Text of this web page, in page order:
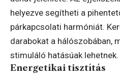
helyezve segítheti a
párkapcsolati harmóniát.
darabokat a hálószobában,
stimuláló hatásúak lehetnek.
Energetikai tisztítás